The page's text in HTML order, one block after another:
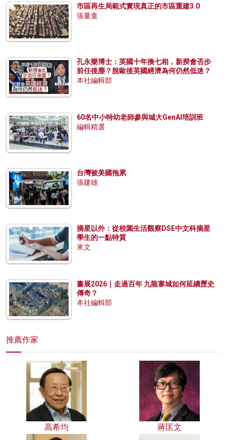
市區再生局範式實現真正的市區重建3.0
張量童
孔永樂博士：英國十年換七相，新揆會否步
前任後塵？脫歐後英國經濟為何仍然低迷？
本社編輯部
60名中小特幼老師參與城大GenAI培訓班
編輯精選
台灣被美國拖累
張建雄
摘星以外：從校園生活觀察DSE中文科摘星
學生的一點特質
來文
書展2026｜走過百年 九龍寨城如何延續歷史
傳奇？
本社編輯部
推薦作家
高希均 蔣匡文